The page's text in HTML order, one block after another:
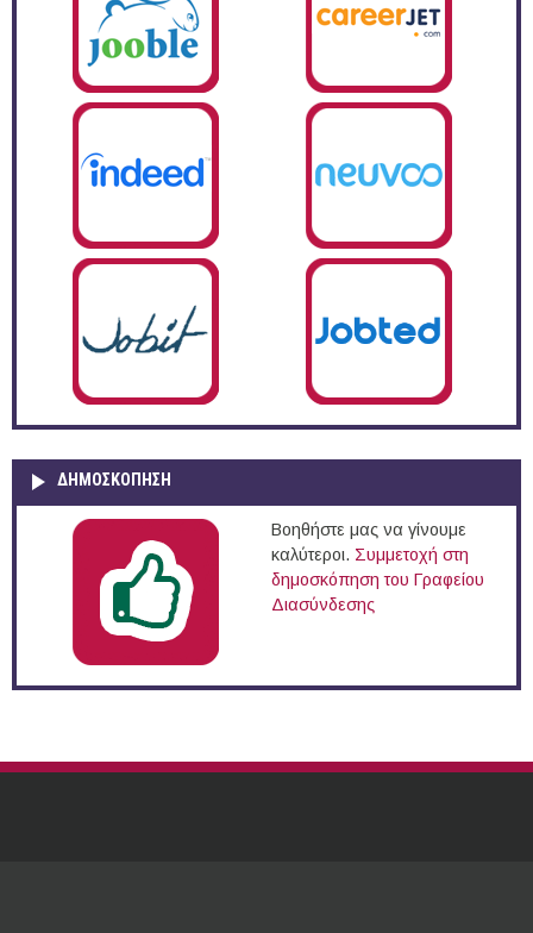
ΔΗΜΟΣΚΌΠΗΣΗ
Βοηθήστε μας να γίνουμε
καλύτεροι. Συμμετοχή στη
δημοσκόπηση του Γραφείου
Διασύνδεσης